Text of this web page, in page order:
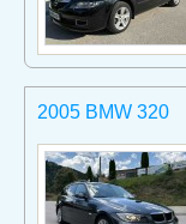
2005 BMW 320